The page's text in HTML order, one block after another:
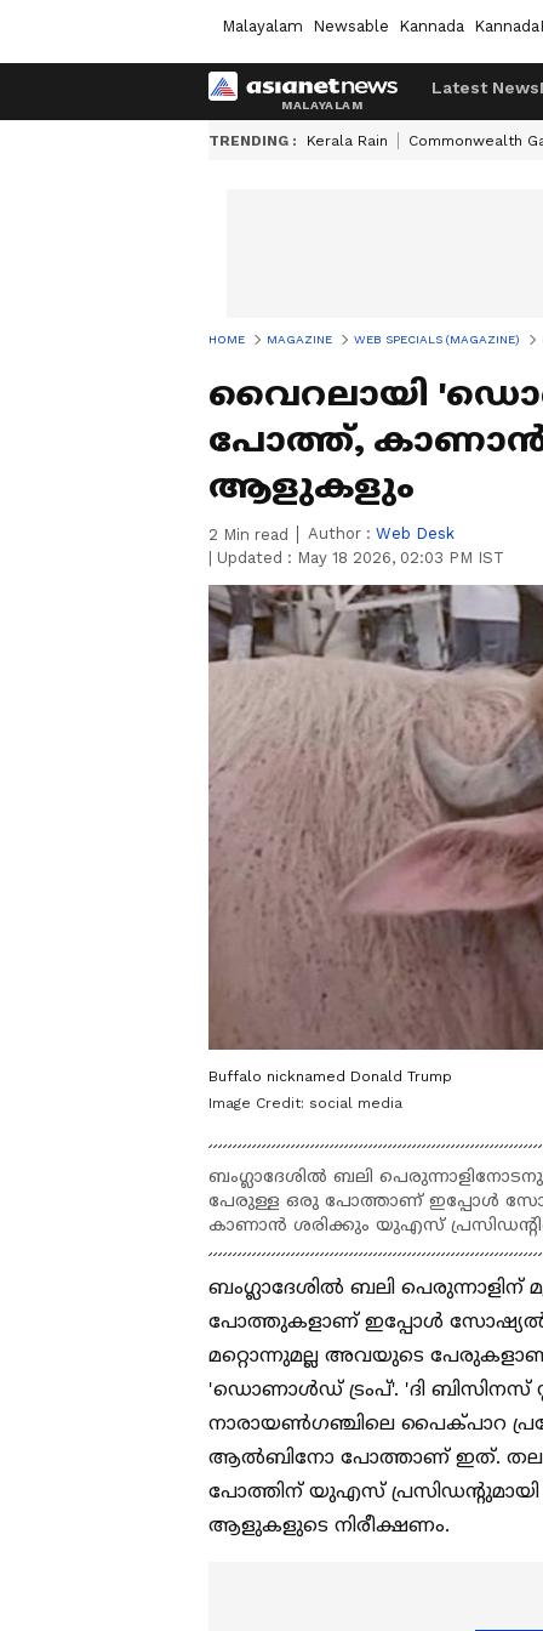
Malayalam Newsable Kannada
Latest News
TRENDING : Kerala Rain Commonwealth
HOME MAGAZINE WEB SPECIALS (MAGAZINE)
വൈറലായി
പോത്ത്,
ആളുകളും
2 Min read Author : Web Desk
Updated : May 18 2026, 02:03 PM IST
Buffalo nicknamed Donald Trump
Image Credit: social media
ബംഗ്ലാദേശിൽ ബലി
പേരുള്ള ഒരു പോത്താണ് ഇപ്പോള്‍
കാണാന്‍ ശരിക്കും യുഎസ്
ബംഗ്ലാദേശിൽ ബലി പെരുന്നാളിന്
പോത്തുകളാണ് ഇപ്പോൾ സോഷ്യൽ
മറ്റൊന്നുമല്ല അവയുടെ
'ഡൊണാൾഡ് ട്രംപ്'. 'ദി ബിസിനസ്
നാരായൺഗഞ്ചിലെ പൈക്പാറ
ആൽബിനോ പോത്താണ് ഇത്.
പോത്തിന് യുഎസ്
ആളുകളുടെ നിരീക്ഷണം.